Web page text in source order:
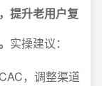
提升老用户复
实操建议：
，调整渠道